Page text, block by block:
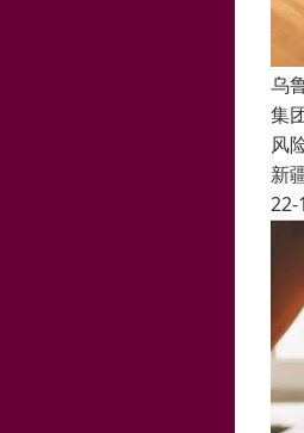
乌
集
风
新
22-